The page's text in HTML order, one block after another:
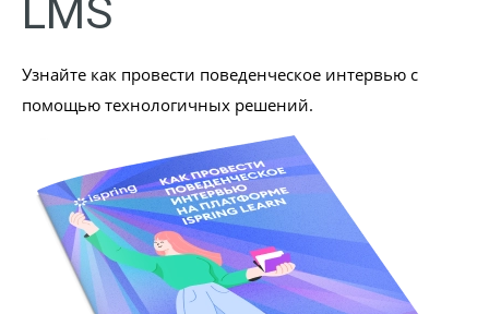
Мой Аккаунт
Проконсультироваться
LMS
Узнайте как провести поведенческое интервью с
помощью технологичных решений.